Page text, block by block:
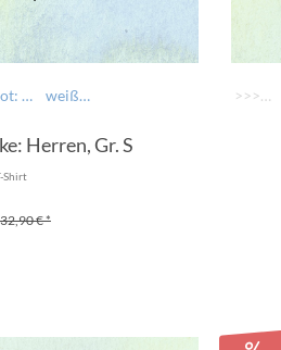
rot: Du host recht und i hob mei Ruah weiß: Bevorst frogst: Naaaaa
Herren, Gr. S
Shirt
32,90 € *
>>>> AUSWÄHLEN >>>>